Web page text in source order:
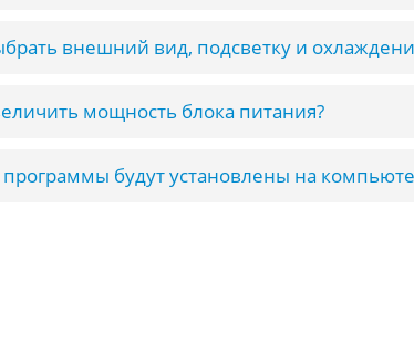
внешний вид, подсветку и
мощность блока питания?
программы будут установлены на